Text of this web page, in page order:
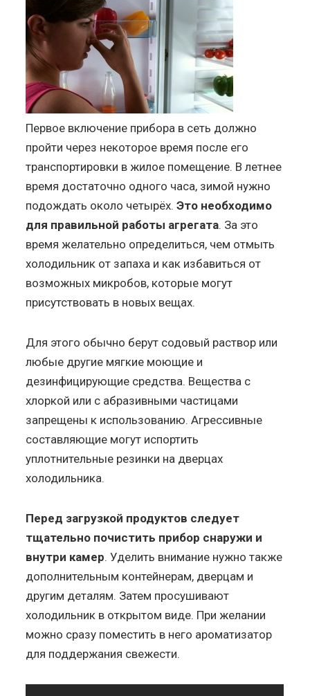
Первое включение прибора в сеть должно
пройти через некоторое время после его
транспортировки в жилое помещение. В летнее
время достаточно одного часа, зимой нужно
подождать около четырёх.Это необходимо
для правильной работы агрегата. За это
время желательно определиться, чем отмыть
холодильник от запаха и как избавиться от
возможных микробов, которые могут
присутствовать в новых вещах.
Для этого обычно берут содовый раствор или
любые другие мягкие моющие и
дезинфицирующие средства. Вещества с
хлоркой или с абразивными частицами
запрещены к использованию. Агрессивные
составляющие могут испортить
уплотнительные резинки на дверцах
холодильника.
Перед загрузкой продуктов следует
тщательно почистить прибор снаружи и
внутри камер. Уделить внимание нужно также
дополнительным контейнерам, дверцам и
другим деталям. Затем просушивают
холодильник в открытом виде. При желании
можно сразу поместить в него ароматизатор
для поддержания свежести.